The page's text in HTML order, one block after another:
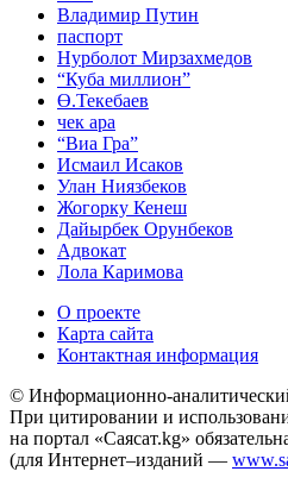
Владимир Путин
паспорт
Нурболот Мирзахмедов
“Куба миллион”
Ө.Текебаев
чек ара
“Виа Гра”
Исмаил Исаков
Улан Ниязбеков
Жогорку Кенеш
Дайырбек Орунбеков
Адвокат
Лола Каримова
О проекте
Карта сайта
Контактная информация
© Информационно-
При цитировании и
на портал «Саясат.kg»
(для Интернет–изданий —